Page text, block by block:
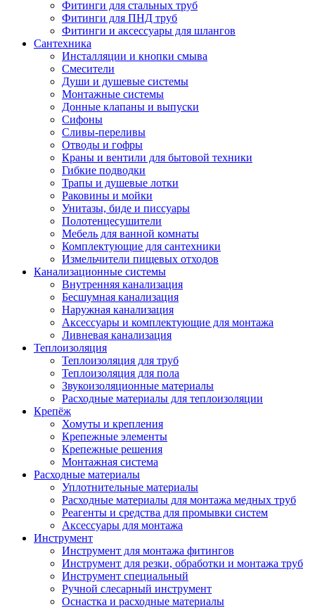
Фитинги для стальных труб
Фитинги для ПНД труб
Фитинги и аксессуары для шлангов
Сантехника
Инсталляции и кнопки смыва
Смесители
Души и душевые системы
Монтажные системы
Донные клапаны и выпуски
Сифоны
Сливы-переливы
Отводы и гофры
Краны и вентили для бытовой техники
Гибкие подводки
Трапы и душевые лотки
Раковины и мойки
Унитазы, биде и писсуары
Полотенцесушители
Мебель для ванной комнаты
Комплектующие для сантехники
Измельчители пищевых отходов
Канализационные системы
Внутренняя канализация
Бесшумная канализация
Наружная канализация
Аксессуары и комплектующие для монтажа
Ливневая канализация
Теплоизоляция
Теплоизоляция для труб
Теплоизоляция для пола
Звукоизоляционные материалы
Расходные материалы для теплоизоляции
Крепёж
Хомуты и крепления
Крепежные элементы
Крепежные решения
Монтажная система
Расходные материалы
Уплотнительные материалы
Расходные материалы для монтажа медных труб
Реагенты и средства для промывки систем
Аксессуары для монтажа
Инструмент
Инструмент для монтажа фитингов
Инструмент для резки, обработки и монтажа труб
Инструмент специальный
Ручной слесарный инструмент
Оснастка и расходные материалы